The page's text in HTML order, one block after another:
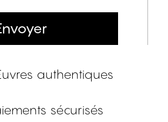
authentiques
sécurisés